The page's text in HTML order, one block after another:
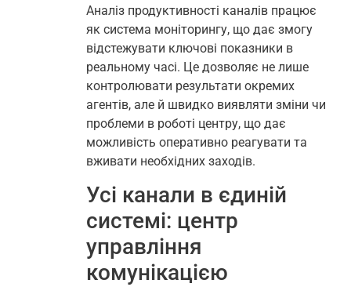
Аналіз продуктивності каналів працює
як система моніторингу, що дає змогу
відстежувати ключові показники в
реальному часі. Це дозволяє не лише
контролювати результати окремих
агентів, але й швидко виявляти зміни чи
проблеми в роботі центру, що дає
можливість оперативно реагувати та
вживати необхідних заходів.
Усі канали в єдиній
системі: центр
управління
комунікацією